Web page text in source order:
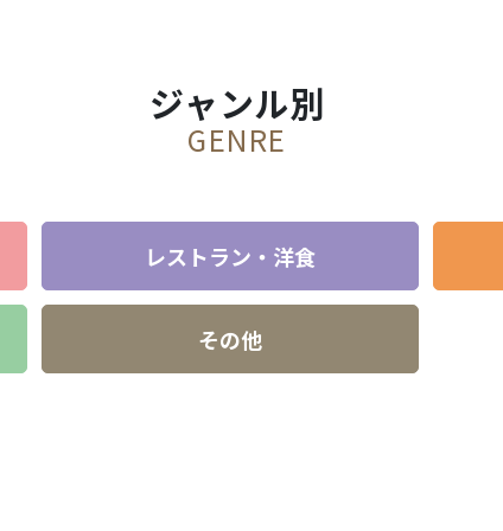
ジャンル別
GENRE
レストラン・洋食
その他